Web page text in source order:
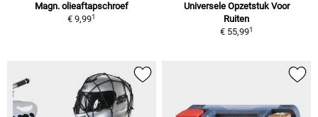
Magn. olieaftapschroef
€ 9,991
Universele Opzetstuk Voor
Ruiten
€ 55,991